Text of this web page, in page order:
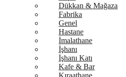
Dükkan & Mağaza
Fabrika
Genel
Hastane
İmalathane
İşhanı
İşhanı Katı
Kafe & Bar
Kıraathane